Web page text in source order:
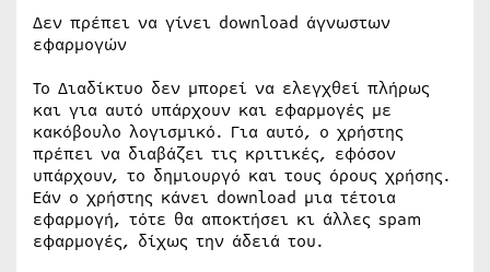
Δεν πρέπει να γίνει download άγνωστων
εφαρμογών
Το Διαδίκτυο δεν μπορεί να ελεγχθεί πλήρως
και για αυτό υπάρχουν και εφαρμογές με
κακόβουλο λογισμικό. Για αυτό, ο χρήστης
πρέπει να διαβάζει τις κριτικές, εφόσον
υπάρχουν, το δημιουργό και τους όρους χρήσης.
Εάν ο χρήστης κάνει download μια τέτοια
εφαρμογή, τότε θα αποκτήσει κι άλλες spam
εφαρμογές, δίχως την άδειά του.